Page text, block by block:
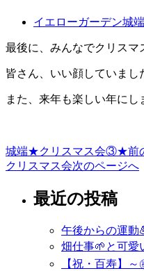
イエローガーデン城端
最後に、みんなでクリスマ
皆さん、いい顔していまし
また、来年も楽しい年にし
投
稿
城端★クリスマス会③★前
クリスマス会次のページへ
最近の投稿
午後からの運動
畑仕事🌱と可愛
【祝・百寿】